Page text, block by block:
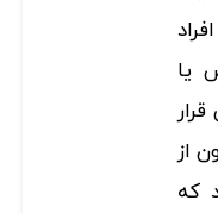
یا
از
که